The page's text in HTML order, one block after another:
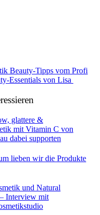
Beauty-Tipps vom Profi
Essentials von Lisa
lieben wir die Produkte